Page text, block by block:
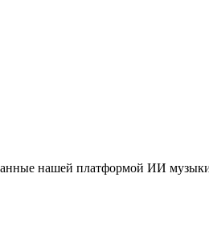
нашей платформой ИИ